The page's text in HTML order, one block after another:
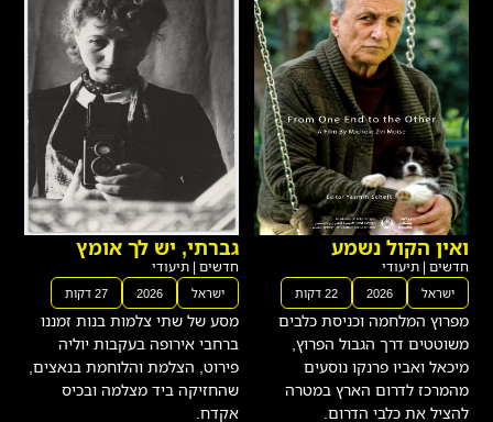
ואין הקול נשמע
חדשים |תיעודי
ישראל 2026 22 דקות
מפרוץ המלחמה וכניסת כלבים
משוטטים דרך הגבול הפרוץ,
מיכאל ואביו פרנקו נוסעים
מהמרכז לדרום הארץ במטרה
להציל את כלבי הדרום.
גברתי, יש לך אומץ
חדשים | תיעודי
ישראל 2026 27 דקות
מסע של שתי צלמות בנות זמננו
ברחבי אירופה בעקבות יוליה
פירוט, הצלמת והלוחמת בנאצים,
שהחזיקה ביד מצלמה ובכיס
אקדח.